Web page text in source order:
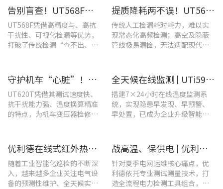
安全性。
检效率低下。
告别盲查！UT568F红外声成像仪，让汽车智造车间气体泄漏检测更智能高效
UT568F凭借高精度与、高抗
干扰性、可视化检漏等优势，
打破了传统检漏“查不出、查
提质降耗两不误！UT568F红外声成像仪破解酿酒车间检漏难题
传统人工检漏耗时耗力，难以实
现常态化高频检测；高空及隐蔽
管线极易漏检，无法适配现代化
守护机车“心脏”！优利德UT620T助力HXD3C主变压器高效检修
UT620T凭借其测试速度快、
抗干扰能力强、温度换算精准
的特点，为机车变压器检修带
全天候在线监测 | UTi591B在线式红外热成像仪助力配电运维智能化转型
搭建7×24小时在线温度监测系
统，实现隐患早发现、早预警、
早处置，已成为企业升级智能运
优利德在线式红外热成像仪在配电柜运维中的实测应用(系列篇)
随着工业智能化巡检的不断深
入，越来越多企业关注电气设
备的预测性维护、全天候实时
战高温、保供电 | 优利德全系列电力运维检测工具，助力夏季电网运维更高效
针对夏季电网运维核心痛点，优
利德依托专业测试测量技术，打
造全流程电力检测工具组合，覆